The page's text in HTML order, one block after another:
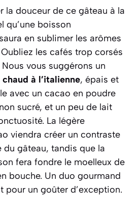
la douceur de ce gâteau à la
qu’une boisson
en sublimer les arômes
les cafés trop corsés
vous suggérons un
à l’italienne, épais et
avec un cacao en poudre
sucré, et un peu de lait
La légère
viendra créer un contraste
du gâteau, tandis que la
fera fondre le moelleux de
bouche. Un duo gourmand
pour un goûter d’exception.